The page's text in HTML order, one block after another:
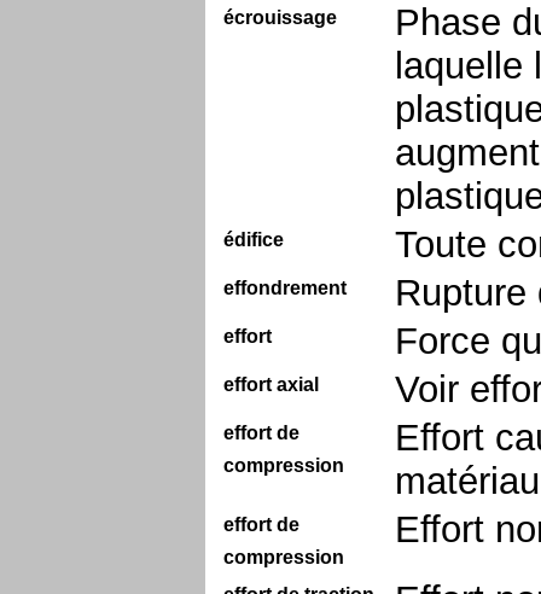
écrouissage
Phase
édifice Toute
effondrement Rupture
effort Force
effort axial Voir
effort de
compression
Effort
effort de
compression
Effort